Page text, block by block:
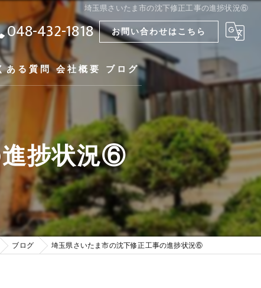
埼玉県さいたま市の沈下修正工事の進捗状況⑥
048-432-1818 お問い合わせはこちら
ある質問 会社概要 ブログ
進捗状況⑥
ブログ 埼玉県さいたま市の沈下修正工事の進捗状況⑥